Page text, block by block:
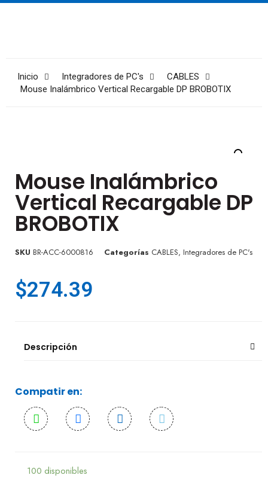
Inicio Integradores de PC's
CABLES
Mouse Inalámbrico Vertical Recargable DP BROBOTIX
Mouse Inalámbrico
Vertical Recargable DP
BROBOTIX
SKU BR-ACC-6000816 Categorías CABLES, Integradores de PC's
$274.39
Descripción
Compatir en:
100 disponibles